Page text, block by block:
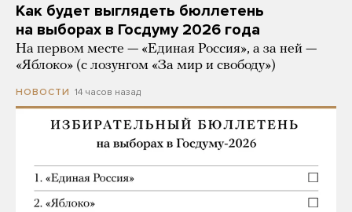
Как будет выглядеть бюллетень
на выборах в Госдуму 2026 года
На первом месте — «Единая Россия», а за ней —
«Яблоко» (с лозунгом «За мир и свободу»)
НОВОСТИ 14 часов назад